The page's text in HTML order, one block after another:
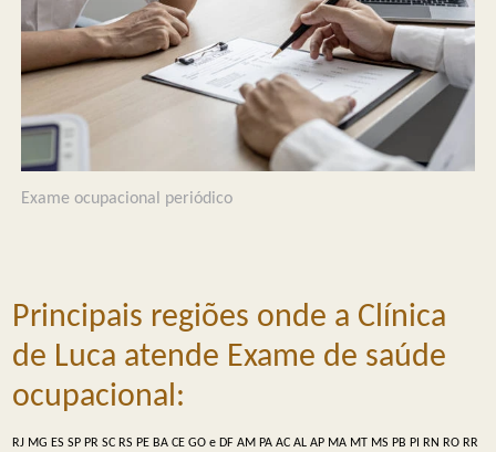
Exame ocupacional periódico
Principais regiões onde a Clínica
de Luca atende Exame de saúde
ocupacional:
RJ MG ES SP PR SC RS PE BA CE GO e DF AM PA AC AL AP MA MT MS PB PI RN RO RR